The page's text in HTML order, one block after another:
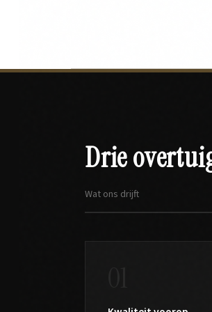
Drie
Wat ons drijft